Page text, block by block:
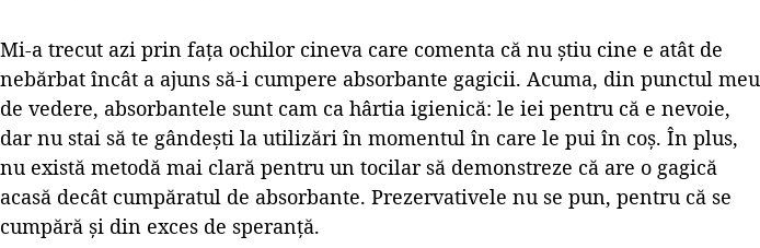
Mi-a trecut azi prin fața ochilor cineva care comenta că nu știu cine e atât de
nebărbat încât a ajuns să-i cumpere absorbante gagicii. Acuma, din punctul meu
de vedere, absorbantele sunt cam ca hârtia igienică: le iei pentru că e nevoie,
dar nu stai să te gândești la utilizări în momentul în care le pui în coș. În plus,
nu există metodă mai clară pentru un tocilar să demonstreze că are o gagică
acasă decât cumpăratul de absorbante. Prezervativele nu se pun, pentru că se
cumpără și din exces de speranță.